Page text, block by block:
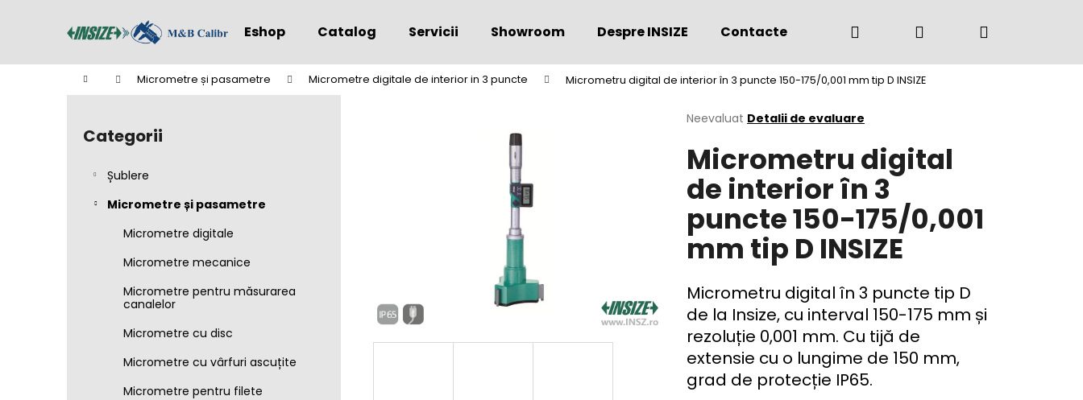
Eshop Catalog Servicii Showroom Despre INSIZE Contacte (+4) 0775 291 134
Căutare Autentificare
Acasă Micrometre și pasametre Micrometre digitale de interior in 3 puncte Micrometru digital de interior în 3 puncte 150-175/0,001 mm tip D INSIZE
B
Sari
Categorii
Șublere
Micrometre și pasametre
Micrometre digitale
Micrometre mecanice
Micrometre pentru măsurarea
canalelor
Micrometre cu disc
Micrometre cu vârfuri ascuțite
Micrometre pentru filete
Evaluarea
a
produsului
este
0,0
din
stele.
Neevaluat Detalii de evaluare
Micrometru digital
de interior în 3
puncte 150-175/0,001
mm tip D INSIZE
Micrometru digital în 3 puncte tip D
de la Insize, cu interval 150-175 mm și
rezoluție 0,001 mm. Cu tijă de
extensie cu o lungime de 150 mm,
grad de protecție IP65.
Înapoi
la
Înapoi
la
Ce căutaţi?
Vă recomandăm